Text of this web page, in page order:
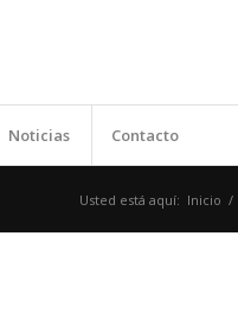
Noticias Contacto
Usted está aquí: Inicio /